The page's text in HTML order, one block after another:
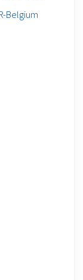
Belgium